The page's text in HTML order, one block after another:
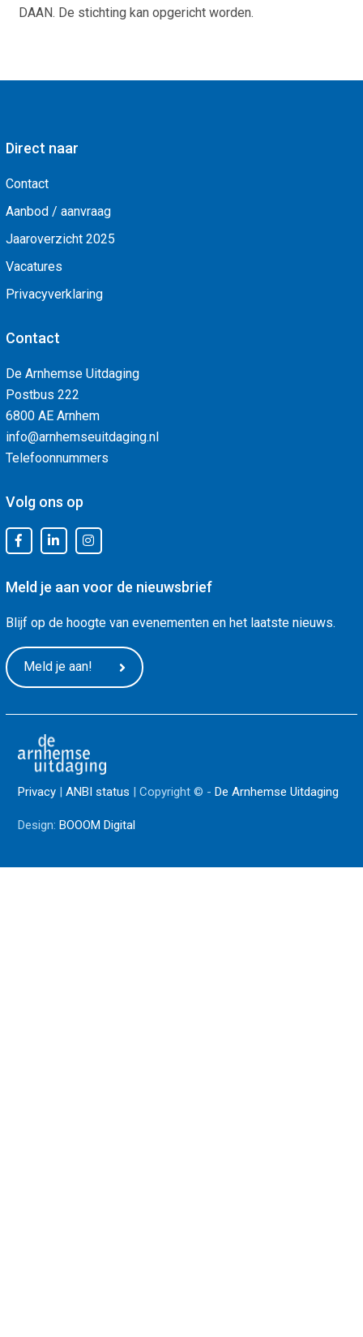
DAAN. De stichting kan opgericht worden.
Direct naar
Contact
Aanbod / aanvraag
Jaaroverzicht 2025
Vacatures
Privacyverklaring
Contact
De Arnhemse Uitdaging
Postbus 222
6800 AE Arnhem
info@arnhemseuitdaging.nl
Telefoonnummers
Volg ons op
Meld je aan voor de nieuwsbrief
Blijf op de hoogte van evenementen en het laatste nieuws.
Meld je aan!
Privacy| ANBI status | Copyright © - De Arnhemse Uitdaging
Design: BOOOM Digital